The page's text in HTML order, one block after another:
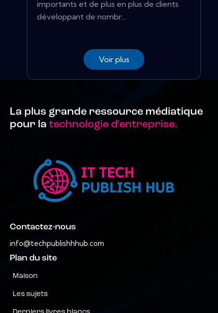
importants et de plus en plus de clients
développant de nombr...
Voir plus
La plus grande ressource médiatique
pour la technologie d'entreprise.
Contactez-nous
info@techpublishhhub.com
Plan du site
Maison
Les sujets